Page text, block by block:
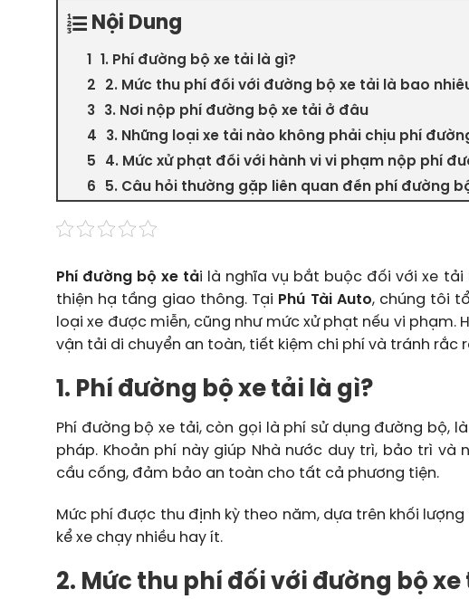
Nội Dung
1. Phí đường bộ xe tải là gì?
2. Mức thu phí đối với đường bộ xe tải là bao
3. Nơi nộp phí đường bộ xe tải ở đâu
3. Những loại xe tải nào không phải chịu phí
4. Mức xử phạt đối với hành vi vi phạm nộp phí
5. Câu hỏi thường gặp liên quan đến phí đường
Phí đường bộ xe tải là nghĩa vụ bắt buộc đối với xe
thiện hạ tầng giao thông. Tại Phú Tài Auto, chúng tôi
loại xe được miễn, cũng như mức xử phạt nếu vi
vận tải di chuyển an toàn, tiết kiệm chi phí và tránh rắc
1. Phí đường bộ xe tải là gì?
Phí đường bộ xe tải, còn gọi là phí sử dụng đường bộ,
pháp. Khoản phí này giúp Nhà nước duy trì, bảo trì
cầu cống, đảm bảo an toàn cho tất cả phương tiện.
Mức phí được thu định kỳ theo năm, dựa trên khối
kể xe chạy nhiều hay ít.
2. Mức thu phí đối với đường bộ